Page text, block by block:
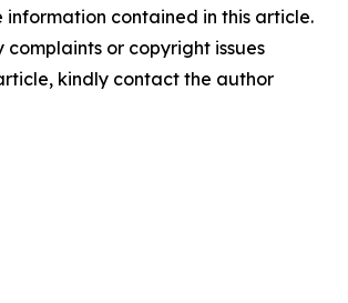
contained in this article.
or copyright issues
kindly contact the author